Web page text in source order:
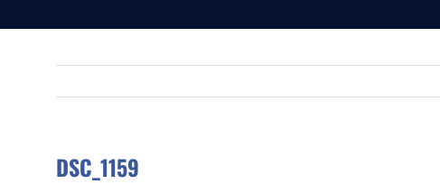
DSC_1159